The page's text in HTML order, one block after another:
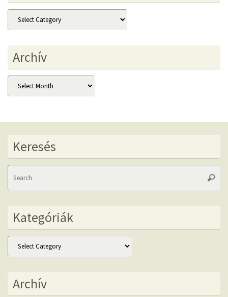
Kategóriák
Archív
Archív
Keresés
Kategóriák
Kategóriák
Archív